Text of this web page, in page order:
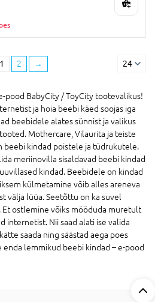
1 2 → 24
pood BabyCity / ToyCity tootevalikus!
ja hoia beebi käed soojas iga
beebidele alates sünnist ja valikus
Mothercare, Vilaurita ja teiste
beebi kindad poistele ja tüdrukutele.
meriinovilla sisaldavad beebi kindad
kindad. Beebidele on kindad
külmetamine võib alles areneva
välja lüüa. Seetõttu on ka suvel
Et ostlemine võiks mööduda muretult
internetist. Nii saad alati ise valida
saada ning säästad aega poes
enda lemmikud beebi kindad – e-pood